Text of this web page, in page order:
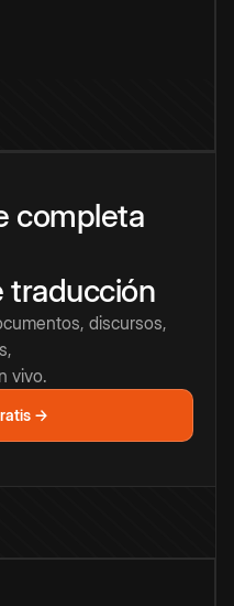
completa
traducción
discursos,
vivo.
→